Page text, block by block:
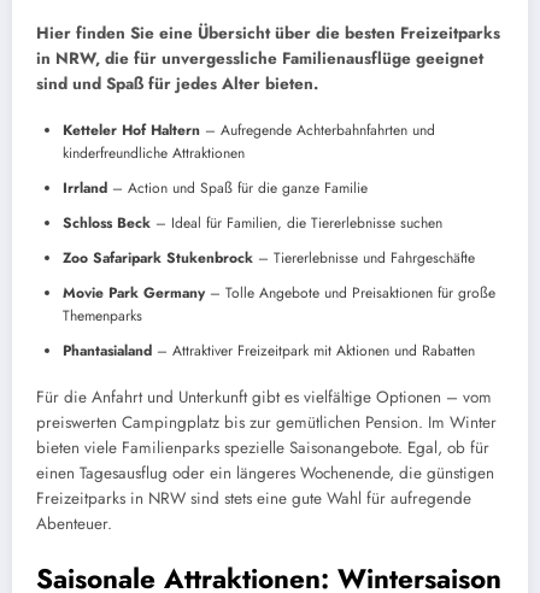
Hier finden Sie eine Übersicht über die besten Freizeitparks
in NRW, die für unvergessliche Familienausflüge geeignet
sind und Spaß für jedes Alter bieten.
Ketteler Hof Haltern – Aufregende Achterbahnfahrten und
kinderfreundliche Attraktionen
Irrland – Action und Spaß für die ganze Familie
Schloss Beck – Ideal für Familien, die Tiererlebnisse suchen
Zoo Safaripark Stukenbrock – Tiererlebnisse und Fahrgeschäfte
Movie Park Germany– Tolle Angebote und Preisaktionen für große
Themenparks
Phantasialand – Attraktiver Freizeitpark mit Aktionen und Rabatten
Für die Anfahrt und Unterkunft gibt es vielfältige Optionen – vom
preiswerten Campingplatz bis zur gemütlichen Pension. Im Winter
bieten viele Familienparks spezielle Saisonangebote. Egal, ob für
einen Tagesausflug oder ein längeres Wochenende, die günstigen
Freizeitparks in NRW sind stets eine gute Wahl für aufregende
Abenteuer.
Saisonale Attraktionen: Wintersaison